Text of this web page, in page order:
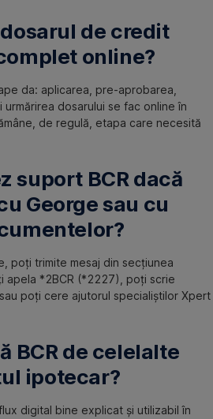
de credit
online?
da: aplicarea, pre-aprobarea,
dosarului se fac online în
de regulă, etapa care necesită
suport BCR dacă
George sau cu
poți trimite mesaj din secțiunea
apela *2BCR (*2227), poți scrie
sau poți cere ajutorul specialiștilor Xpert
BCR de celelalte
ipotecar?
digital bine explicat și utilizabil în